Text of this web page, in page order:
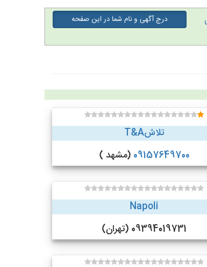
درج آگهی و نام شما در این صفحه
تلاشT&A
09157649700 (مشهد )
Napoli
09394019731 (تهران)